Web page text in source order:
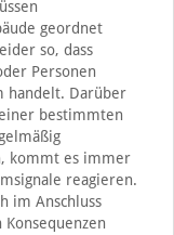
geordnet
so, dass
Personen
handelt. Darüber
bestimmten
kommt es immer
reagieren.
im Anschluss